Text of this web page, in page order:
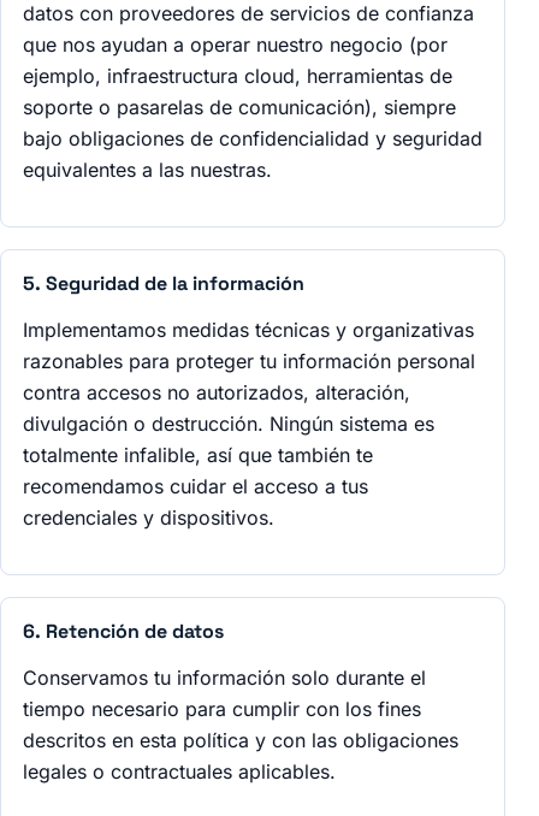
datos con proveedores de servicios de confianza
que nos ayudan a operar nuestro negocio (por
ejemplo, infraestructura cloud, herramientas de
soporte o pasarelas de comunicación), siempre
bajo obligaciones de confidencialidad y seguridad
equivalentes a las nuestras.
5. Seguridad de la información
Implementamos medidas técnicas y organizativas
razonables para proteger tu información personal
contra accesos no autorizados, alteración,
divulgación o destrucción. Ningún sistema es
totalmente infalible, así que también te
recomendamos cuidar el acceso a tus
credenciales y dispositivos.
6. Retención de datos
Conservamos tu información solo durante el
tiempo necesario para cumplir con los fines
descritos en esta política y con las obligaciones
legales o contractuales aplicables.